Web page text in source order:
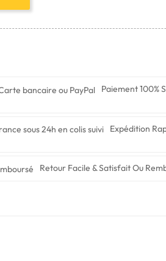
Paiement 100%
Expédition
Retour Facile & Satisfait Ou